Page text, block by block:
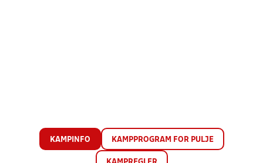
KAMPINFO KAMPPROGRAM FOR PULJE